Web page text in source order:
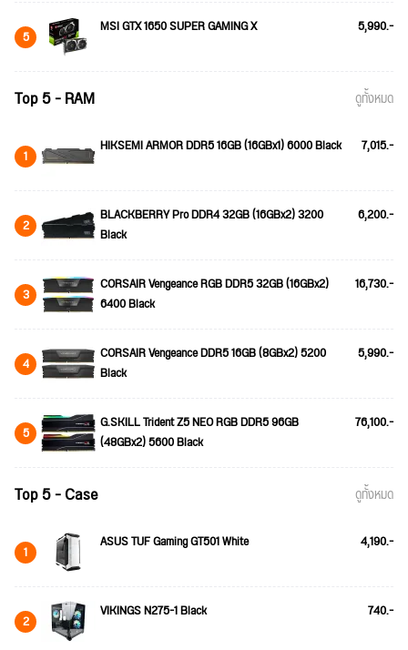
5 MSI GTX 1650 SUPER GAMING X 5,990.-
Top 5 - RAM ดูทั้งหมด
1 HIKSEMI ARMOR DDR5 16GB (16GBx1) 6000 Black 7,015.-
2
BLACKBERRY Pro DDR4 32GB (16GBx2) 3200
Black
6,200.-
3
CORSAIR Vengeance RGB DDR5 32GB (16GBx2)
6400 Black
16,730.-
4
CORSAIR Vengeance DDR5 16GB (8GBx2) 5200
Black
5,990.-
5
G.SKILL Trident Z5 NEO RGB DDR5 96GB
(48GBx2) 5600 Black
76,100.-
Top 5 - Case ดูทั้งหมด
1 ASUS TUF Gaming GT501 White 4,190.-
2 VIKINGS N275-1 Black 740.-